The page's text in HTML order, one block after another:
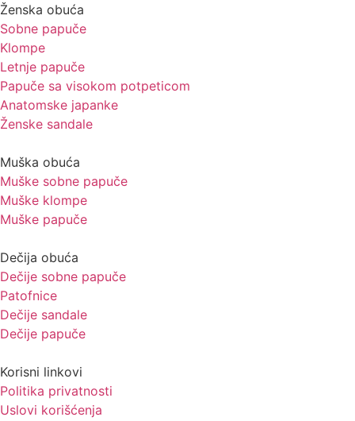
Ženska obuća
Sobne papuče
Klompe
Letnje papuče
Papuče sa visokom potpeticom
Anatomske japanke
Ženske sandale
Muška obuća
Muške sobne papuče
Muške klompe
Muške papuče
Dečija obuća
Dečije sobne papuče
Patofnice
Dečije sandale
Dečije papuče
Korisni linkovi
Politika privatnosti
Uslovi korišćenja